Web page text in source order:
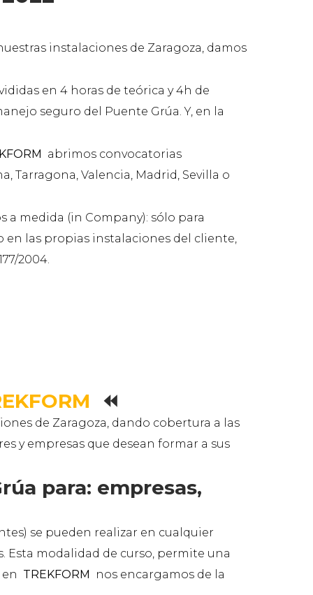
instalaciones de Zaragoza, damos
en 4 horas de teórica y 4h de
seguro del Puente Grúa. Y, en la
abrimos convocatorias
Tarragona, Valencia, Madrid, Sevilla o
a medida (in Company): sólo para
en las propias instalaciones del cliente,
2004.
⏪
de Zaragoza, dando cobertura a las
y empresas que desean formar a sus
para: empresas,
se pueden realizar en cualquier
modalidad de curso, permite una
TREKFORM nos encargamos de la